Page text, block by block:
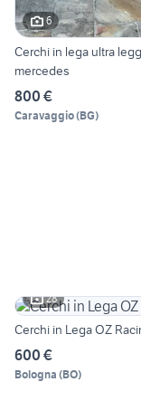
6
Cerchi in lega ultra
mercedes
800 €
Caravaggio(BG)
28
Cerchi in Lega OZ
600 €
Bologna (BO)